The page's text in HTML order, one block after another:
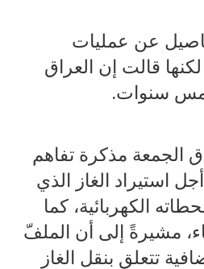
عن عمليات
قالت إن العراق
سنوات.
الجمعة مذكرة تفاهم
استيراد الغاز الذي
الكهربائية، كما
مشيرةً إلى أن الملفّ
تتعلق بنقل الغاز